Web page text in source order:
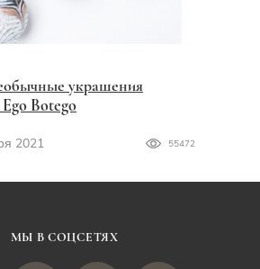
украшения
Botego
2021 55472
МЫ В СОЦСЕТЯХ